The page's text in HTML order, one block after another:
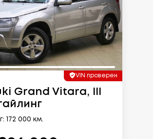
VIN проверен
Grand Vitara, III
172 000 км.